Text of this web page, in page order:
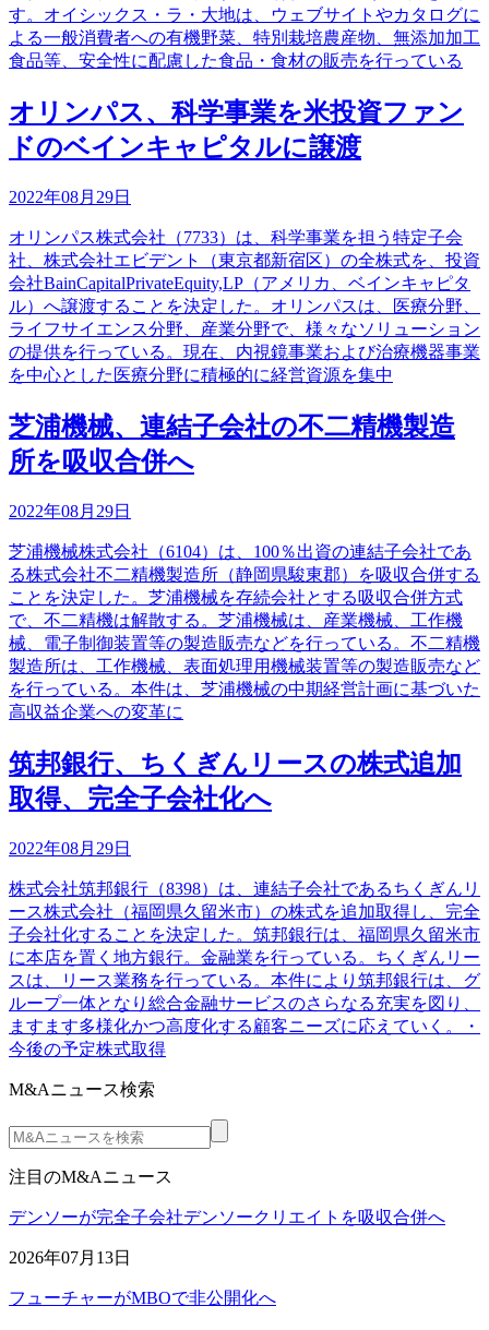
す。オイシックス・ラ・大地は、ウェブサイトやカタログに
よる一般消費者への有機野菜、特別栽培農産物、無添加加工
食品等、安全性に配慮した食品・食材の販売を行っている
オリンパス、科学事業を米投資ファン
ドのベインキャピタルに譲渡
2022年08月29日
オリンパス株式会社（7733）は、科学事業を担う特定子会
社、株式会社エビデント（東京都新宿区）の全株式を、投資
会社BainCapitalPrivateEquity,LP（アメリカ、ベインキャピタ
ル）へ譲渡することを決定した。オリンパスは、医療分野、
ライフサイエンス分野、産業分野で、様々なソリューション
の提供を行っている。現在、内視鏡事業および治療機器事業
を中心とした医療分野に積極的に経営資源を集中
芝浦機械、連結子会社の不二精機製造
所を吸収合併へ
2022年08月29日
芝浦機械株式会社（6104）は、100％出資の連結子会社であ
る株式会社不二精機製造所（静岡県駿東郡）を吸収合併する
ことを決定した。芝浦機械を存続会社とする吸収合併方式
で、不二精機は解散する。芝浦機械は、産業機械、工作機
械、電子制御装置等の製造販売などを行っている。不二精機
製造所は、工作機械、表面処理用機械装置等の製造販売など
を行っている。本件は、芝浦機械の中期経営計画に基づいた
高収益企業への変革に
筑邦銀行、ちくぎんリースの株式追加
取得、完全子会社化へ
2022年08月29日
株式会社筑邦銀行（8398）は、連結子会社であるちくぎんリ
ース株式会社（福岡県久留米市）の株式を追加取得し、完全
子会社化することを決定した。筑邦銀行は、福岡県久留米市
に本店を置く地方銀行。金融業を行っている。ちくぎんリー
スは、リース業務を行っている。本件により筑邦銀行は、グ
ループ一体となり総合金融サービスのさらなる充実を図り、
ますます多様化かつ高度化する顧客ニーズに応えていく。・
今後の予定株式取得
M&Aニュース検索
注目のM&Aニュース
デンソーが完全子会社デンソークリエイトを吸収合併へ
2026年07月13日
フューチャーがMBOで非公開化へ